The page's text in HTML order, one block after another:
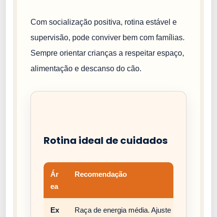
Com socialização positiva, rotina estável e
supervisão, pode conviver bem com famílias.
Sempre orientar crianças a respeitar espaço,
alimentação e descanso do cão.
Rotina ideal de cuidados
Ár
ea
Recomendação
Ex
Raça de energia média. Ajuste passeios,